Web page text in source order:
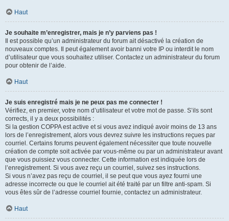
Haut
Je souhaite m’enregistrer, mais je n’y parviens pas !
Il est possible qu’un administrateur du forum ait désactivé la création de
nouveaux comptes. Il peut également avoir banni votre IP ou interdit le nom
d’utilisateur que vous souhaitez utiliser. Contactez un administrateur du forum
pour obtenir de l’aide.
Haut
Je suis enregistré mais je ne peux pas me connecter !
Vérifiez, en premier, votre nom d’utilisateur et votre mot de passe. S’ils sont
corrects, il y a deux possibilités :
Si la gestion COPPA est active et si vous avez indiqué avoir moins de 13 ans
lors de l’enregistrement, alors vous devrez suivre les instructions reçues par
courriel. Certains forums peuvent également nécessiter que toute nouvelle
création de compte soit activée par vous-même ou par un administrateur avant
que vous puissiez vous connecter. Cette information est indiquée lors de
l’enregistrement. Si vous avez reçu un courriel, suivez ses instructions.
Si vous n’avez pas reçu de courriel, il se peut que vous ayez fourni une
adresse incorrecte ou que le courriel ait été traité par un filtre anti-spam. Si
vous êtes sûr de l’adresse courriel fournie, contactez un administrateur.
Haut